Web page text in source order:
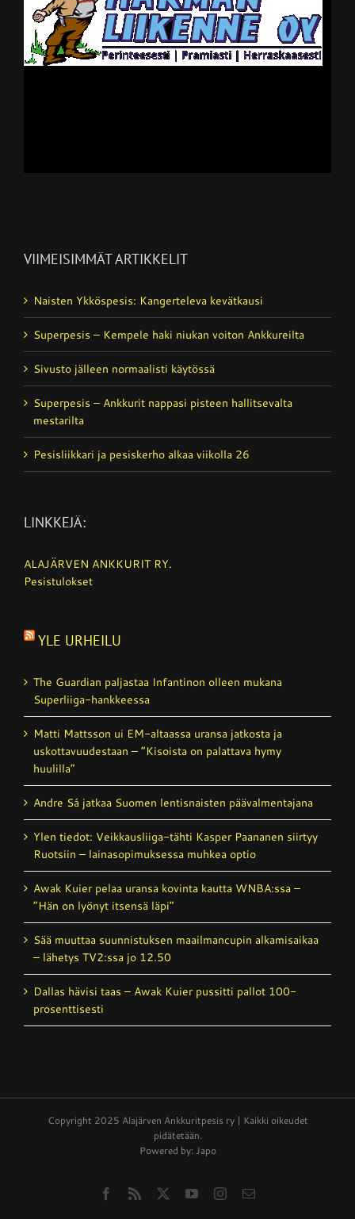
VIIMEISIMMÄT ARTIKKELIT
Naisten Ykköspesis: Kangerteleva kevätkausi
Superpesis – Kempele haki niukan voiton Ankkureilta
Sivusto jälleen normaalisti käytössä
Superpesis – Ankkurit nappasi pisteen hallitsevalta
mestarilta
Pesisliikkari ja pesiskerho alkaa viikolla 26
LINKKEJÄ:
ALAJÄRVEN ANKKURIT RY.
Pesistulokset
YLE URHEILU
The Guardian paljastaa Infantinon olleen mukana
Superliiga-hankkeessa
Matti Mattsson ui EM-altaassa uransa jatkosta ja
uskottavuudestaan – ”Kisoista on palattava hymy
huulilla”
Andre Sá jatkaa Suomen lentisnaisten päävalmentajana
Ylen tiedot: Veikkausliiga-tähti Kasper Paananen siirtyy
Ruotsiin – lainasopimuksessa muhkea optio
Awak Kuier pelaa uransa kovinta kautta WNBA:ssa –
”Hän on lyönyt itsensä läpi”
Sää muuttaa suunnistuksen maailmancupin alkamisaikaa
– lähetys TV2:ssa jo 12.50
Dallas hävisi taas – Awak Kuier pussitti pallot 100-
prosenttisesti
Copyright 2025 Alajärven Ankkuritpesis ry | Kaikki oikeudet
pidätetään.
Powered by: Japo
Facebook
Rss YouTubeInstagram
Email